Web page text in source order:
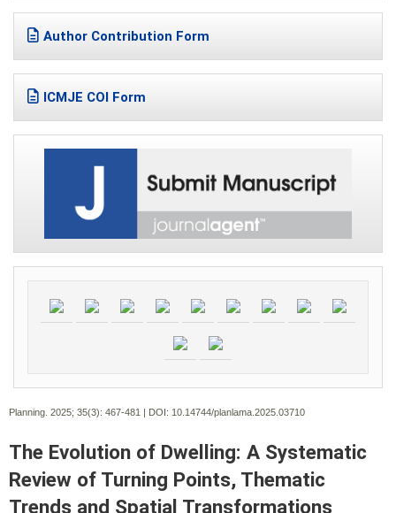
Author Contribution Form
ICMJE COI Form
Planning. 2025; 35(3): 467-481 | DOI: 10.14744/planlama.2025.03710
The Evolution of Dwelling: A Systematic
Review of Turning Points, Thematic
Trends and Spatial Transformations